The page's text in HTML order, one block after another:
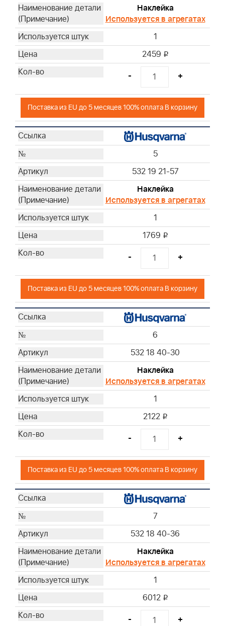
Наклейка
Используется в агрегатах
1
2459 i
- +
Поставка из EU до 5 месяцев 100% оплата В корзину
5
532 19 21-57
Наклейка
Используется в агрегатах
1
1769 i
- +
Поставка из EU до 5 месяцев 100% оплата В корзину
6
532 18 40-30
Наклейка
Используется в агрегатах
1
2122 i
- +
Поставка из EU до 5 месяцев 100% оплата В корзину
7
532 18 40-36
Наклейка
Используется в агрегатах
1
6012 i
- +